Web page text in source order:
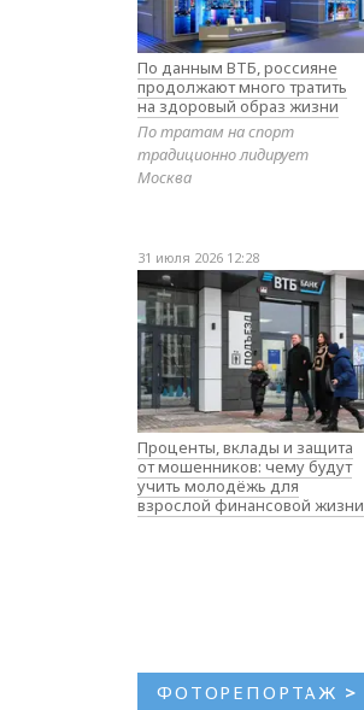
По данным ВТБ, россияне
продолжают много тратить
на здоровый образ жизни
По тратам на спорт
традиционно лидирует
Москва
31 июля 2026 12:28
Проценты, вклады и защита
от мошенников: чему будут
учить молодёжь для
взрослой финансовой жизни
ФОТОРЕПОРТАЖ >